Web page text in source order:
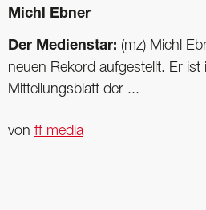
Michl Ebner
Der Medienstar: (mz) Michl
neuen Rekord aufgestellt. Er ist
Mitteilungsblatt der ...
von ff media